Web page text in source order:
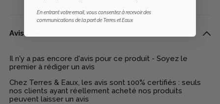
Avis clients
Il n'y a pas encore d'avis pour ce produit - Soyez le
premier à rédiger un avis
Chez Terres & Eaux, les avis sont 100% certifiés : seuls
nos clients ayant réellement acheté nos produits
peuvent laisser un avis
En entrant votre email, vous consentez à recevoir des
communications de la part de Terres et Eaux